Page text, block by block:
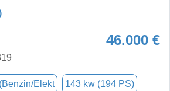
46.000 €
Elekt 143 kw (194 PS)